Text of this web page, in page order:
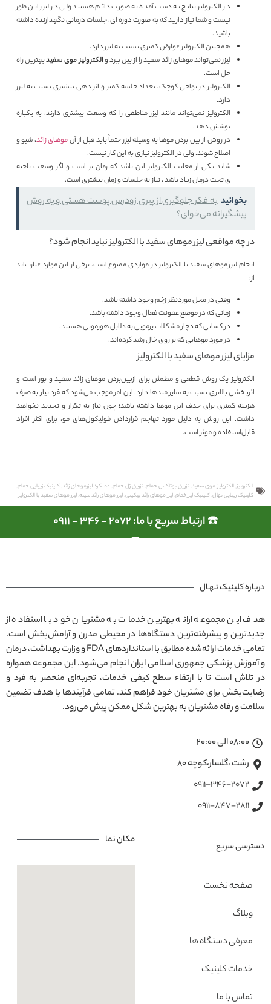
در الکترولیز نتایج به دست آمده به صورت دائم هستند ولی در لیزر این طور
نیست و شما نیاز دارید که به صورت دوره ای، جلسات درمانی نگهدارنده داشته
باشید.
همچنین الکترولیز عوارض کمتری نسبت به لیزر دارد.
لیزر نمی‌تواند موهای زائد سفید را از بین ببرد والکترولیز موی سفیدبهترین راه
حل است.
الکترولیز در نواحی کوچک، تعداد جلسه کمتر و اثر دهی بیشتری نسبت به لیزر
دارد.
الکترولیز نمی‌تواند مانند لیزر مناطقی را که وسعت بیشتری دارند، به یکباره
پوشش دهد.
در روش از بین بردن موها به وسیله لیزر حتماً باید قبل از آنموهای زائد، شیو و
اصلاح شوند. ولی در الکترولیز نیازی به این کار نیست.
شاید یکی از معایب الکترولیز این باشد که زمان بر است و اگر وسعت ناحیه
ی تحت درمان زیاد باشد ، نیاز به جلسات و زمان بیشتری است.
بخوانید به فکر جلوگیری از پیری زودرس پوست هستی و یه روش
پیشگیرانه می‌خوای؟
در چه مواقعی لیزر موهای سفید با الکترولیز نباید انجام شود؟
انجام لیزر موهای سفید با الکترولیز در مواردی ممنوع است. برخی از این موارد عبارت‌اند
از:
وقتی در محل موردنظر زخم وجود داشته باشد.
زمانی که در موضع عفونت فعال وجود داشته باشد.
در کسانی که دچار مشکلات پرمویی به دلایل هورمونی هستند.
در مورد موهایی که بر روی خال رشد کرده‌اند.
مزایای لیزر موهای سفید با الکترولیز
الکترولیز یک روش قطعی و مطمئن برای ازبین‌بردن موهای زائد سفید و بور است و
اثربخشی بالاتری نسبت به سایر متدها دارد. این امر موجب می‌شود که فرد نیاز به صرف
هزینه کمتری برای حذف این موها داشته باشد؛ چون نیاز به تکرار و تجدید نخواهد
داشت. این روش به دلیل مورد تهاجم قراردادن فولیکول‌های مو، برای اکثر افراد
قابل‌استفاده و موثر است.
الکترولیز, الکترولیز موی سفید تزریق بوتاکس خمام تزریق ژل خمام عملکرد لیزرموهای زائد کلینیک زیبایی خمام
کلینیک زیبایی نهال کلینیک لیزرخمام لیزر موهای زائد بیکینی لیزر موهای زائد سینه لیزر موهای سفید با الکترولیز
☎️ ارتباط سریع با ما: 2072 - 346 - 0911
درباره کلینیک نـهـال
هدف این مجموعه ارائه بهترین خدمات به مشتریان خود با استفاده از
جدیدترین و پیشرفته‌ترین دستگاه‌ها در محیطی مدرن و آرامش‌بخش است.
تمامی خدمات ارائه‌شده مطابق با استانداردهای FDA و وزارت بهداشت، درمان
و آموزش پزشکی جمهوری اسلامی ایران انجام می‌شود. این مجموعه همواره
در تلاش است تا با ارتقاء سطح کیفی خدمات، تجربه‌ای منحصر به فرد و
رضایت‌بخش برای مشتریان خود فراهم کند. تمامی فرآیندها با هدف تضمین
سلامت و رفاه مشتریان به بهترین شکل ممکن پیش می‌رود.
08:00 الی 20:00
رشت ،گلسار،کوچه ۸۰
0911-346-2072
0911-847-2811
دسترسی سریع
صفحه نخست
وبلاگ
معرفی دستگاه ها
خدمات کلینیک
تماس با ما
مکان نما